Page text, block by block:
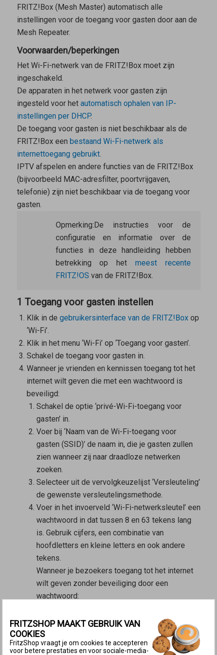
FRITZ!Box ( Mesh Master) automatisch alle
instellingen voor de toegang voor gasten door aan de
Mesh Repeater.
Voorwaarden/beperkingen
Het Wi-Fi-netwerk van de FRITZ!Box moet zijn
ingeschakeld.
De apparaten in het netwerk voor gasten zijn
ingesteld voor het automatisch ophalen van IP-
instellingen per DHCP.
De toegang voor gasten is niet beschikbaar als de
FRITZ!Box een bestaand Wi-Fi-netwerk als
internettoegang gebruikt.
IPTV afspelen en andere functies van de FRITZ!Box
(bijvoorbeeld MAC-adresfilter, poortvrijgaven,
telefonie) zijn niet beschikbaar via de toegang voor
gasten.
Opmerking:De instructies voor de
configuratie en informatie over de
functies in deze handleiding hebben
betrekking op het meest recente
FRITZ!OS van de FRITZ!Box.
1 Toegang voor gasten instellen
Klik in de gebruikersinterface van de FRITZ!Boxop
‘Wi-Fi’.
Klik in het menu ‘Wi-Fi’ op ‘Toegang voor gasten’.
Schakel de toegang voor gasten in.
Wanneer je vrienden en kennissen toegang tot het
internet wilt geven die met een wachtwoord is
beveiligd:
Schakel de optie ‘privé-Wi-Fi-toegang voor
gasten’ in.
Voer bij ‘Naam van de Wi-Fi-toegang voor
gasten (SSID)’ de naam in, die je gasten zullen
zien wanneer zij naar draadloze netwerken
zoeken.
Selecteer uit de vervolgkeuzelijst ‘Versleuteling’
de gewenste versleutelingsmethode.
Voer in het invoerveld ‘Wi-Fi-netwerksleutel’ een
wachtwoord in dat tussen 8 en 63 tekens lang
is. Gebruik cijfers, een combinatie van
hoofdletters en kleine letters en ook andere
tekens.
Wanneer je bezoekers toegang tot het internet
wilt geven zonder beveiliging door een
wachtwoord:
Voer bij ‘Naam van de Wi-Fi-toegang voor
gasten (SSID)’ de naam in, die je gasten
zullen zien wanneer zij naar draadloze
FRITZSHOP MAAKT GEBRUIK VAN
COOKIES
FritzShop vraagt je om cookies te accepteren
voor betere prestaties en voor sociale-media-